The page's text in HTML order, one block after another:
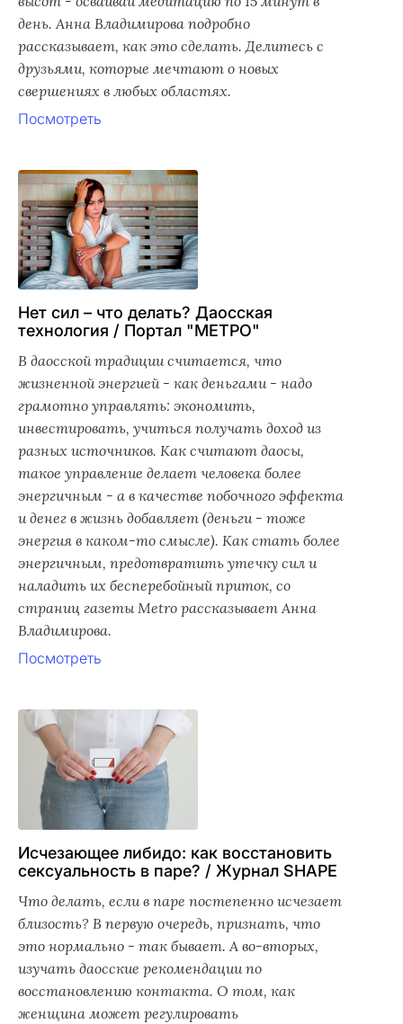
день. Анна Владимирова подробно
рассказывает, как это сделать. Делитесь с
друзьями, которые мечтают о новых
свершениях в любых областях.
Посмотреть
Нет сил – что делать? Даосская
технология / Портал "МЕТРО"
В даосской традиции считается, что
жизненной энергией - как деньгами - надо
грамотно управлять: экономить,
инвестировать, учиться получать доход из
разных источников. Как считают даосы,
такое управление делает человека более
энергичным - а в качестве побочного эффекта
и денег в жизнь добавляет (деньги - тоже
энергия в каком-то смысле). Как стать более
энергичным, предотвратить утечку сил и
наладить их бесперебойный приток, со
страниц газеты Metro рассказывает Анна
Владимирова.
Посмотреть
Исчезающее либидо: как восстановить
сексуальность в паре? / Журнал SHAPE
Что делать, если в паре постепенно исчезает
близость? В первую очередь, признать, что
это нормально - так бывает. А во-вторых,
изучать даосские рекомендации по
восстановлению контакта. О том, как
женщина может регулировать